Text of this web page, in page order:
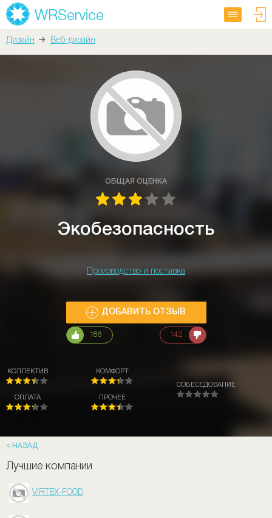
Дизайн Веб-дизайн
ОБЩАЯ ОЦЕНКА
Экобезопасность
Производство и поставка
ДОБАВИТЬ ОТЗЫВ
186 142
КОЛЛЕКТИВ
ОПЛАТА
КОМФОРТ
ПРОЧЕЕ
СОБЕСЕДОВАНИЕ
НАЗАД
Лучшие компании
VIRTEX-FOOD